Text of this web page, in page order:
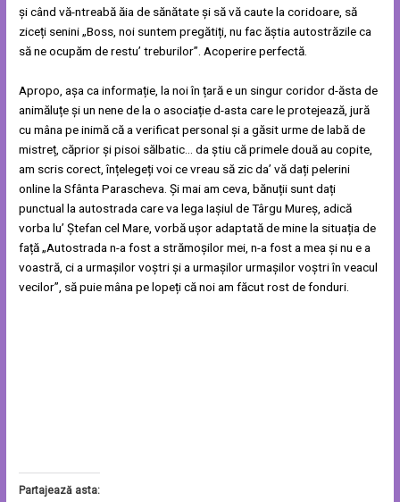
și când vă-ntreabă ăia de sănătate și să vă caute la coridoare, să
ziceți senini „Boss, noi suntem pregătiți, nu fac ăștia autostrăzile ca
să ne ocupăm de restu’ treburilor”. Acoperire perfectă.
Apropo, așa ca informație, la noi în țară e un singur coridor d-ăsta de
animăluțe și un nene de la o asociație d-asta care le protejează, jură
cu mâna pe inimă că a verificat personal și a găsit urme de labă de
mistreț, căprior și pisoi sălbatic… da știu că primele două au copite,
am scris corect, înțelegeți voi ce vreau să zic da’ vă dați pelerini
online la Sfânta Parascheva. Și mai am ceva, bănuții sunt dați
punctual la autostrada care va lega Iașiul de Târgu Mureș, adică
vorba lu’ Ștefan cel Mare, vorbă ușor adaptată de mine la situația de
față „Autostrada n-a fost a strămoșilor mei, n-a fost a mea și nu e a
voastră, ci a urmașilor voștri și a urmașilor urmașilor voștri în veacul
vecilor”, să puie mâna pe lopeți că noi am făcut rost de fonduri.
Partajează asta: